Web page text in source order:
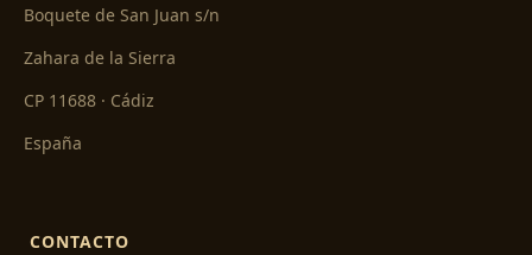
Boquete de San Juan s/n
Zahara de la Sierra
CP 11688 · Cádiz
España
CONTACTO